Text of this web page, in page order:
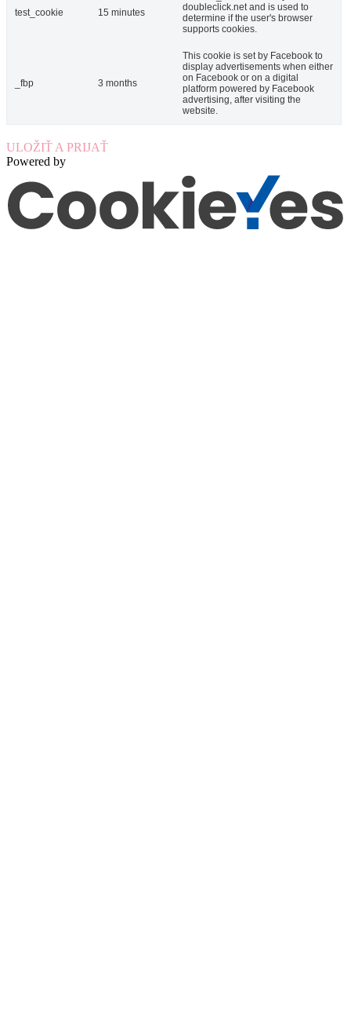
test_cookie 15 minutes
doubleclick.net and is used to
determine if the user's browser
supports cookies.
_fbp 3 months
This cookie is set by Facebook to
display advertisements when either
on Facebook or on a digital
platform powered by Facebook
advertising, after visiting the
website.
ULOŽIŤ A PRIJAŤ
Powered by